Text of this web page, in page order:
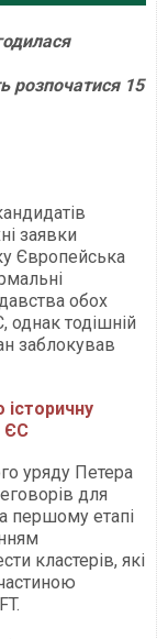
розпочатися 15
заявки
Європейська
обох
однак тодішній
заблокував
ЄС
уряду Петера
для
першому етапі
кластерів, які